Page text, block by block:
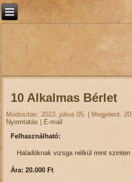
10 Alkalmas Bérlet
Módosítás: 2023. július 05. Megjelent:
Nyomtatás
E-mail
Felhasználható:
Haladóknak vizsga nélkül mint szinten
Ára: 20.000 Ft